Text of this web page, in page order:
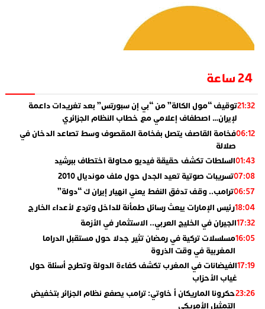
24 ساعة
21:32توقيف “مول الكالة” من “بي إن سبورتس” بعد تغريدات داعمة
لإيران… اصطفاف إعلامي مع خطاب النظام الجزائري
06:12فخامة القاصف يتصل بفخامة المقصوف وسط تصاعد الدخان في
صلالة
01:43السلطات تكشف حقيقة فيديو محاولة اختطاف ببرشيد
07:08تسريبات صوتية تعيد الجدل حول ملف مونديال 2010
06:57ترامب.. وقف تدفق النفط يعني انهيار إيران ك “دولة”
18:04رئيس الإمارات يبعث رسائل طمأنة للداخل وتردع لأعداء الخارج
17:32الجيران في الخليج العربي.. الاستثمار في الأزمة
16:05مسلسلات تركية في رمضان تثير جدلا حول مستقبل الدراما
المغربية في وقت الذروة
17:19الفيضانات في المغرب تكشف كفاءة الدولة وتطرح أسئلة حول
غياب الأحزاب
23:26حكرونا الماريكان أ خاوتي: ترامب يصفع نظام الجزائر بتخفيض
التمثيل الأمريكي